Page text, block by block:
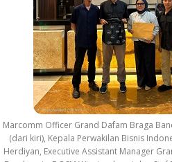
Marcomm Officer Grand Dafam Braga
(dari kiri), Kepala Perwakilan Bisnis
Herdiyan, Executive Assistant Manager